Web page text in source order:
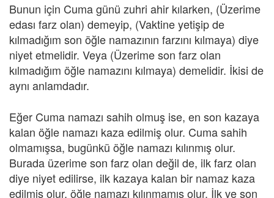
Bunun için Cuma günü zuhri ahir kılarken, (Üzerime
edası farz olan) demeyip, (Vaktine yetişip de
kılmadığım son öğle namazının farzını kılmaya) diye
niyet etmelidir. Veya (Üzerime son farz olan
kılmadığım öğle namazını kılmaya) demelidir. İkisi de
aynı anlamdadır.
Eğer Cuma namazı sahih olmuş ise, en son kazaya
kalan öğle namazı kaza edilmiş olur. Cuma sahih
olmamışsa, bugünkü öğle namazı kılınmış olur.
Burada üzerime son farz olan değil de, ilk farz olan
diye niyet edilirse, ilk kazaya kalan bir namaz kaza
edilmiş olur, öğle namazı kılınmamış olur. İlk ve son